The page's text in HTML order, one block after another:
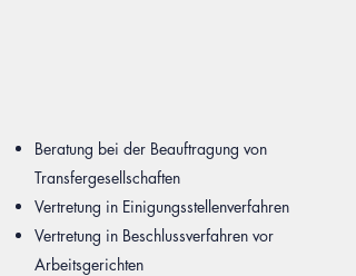
Beratung bei der Beauftragung von
Transfergesellschaften
Vertretung in Einigungsstellenverfahren
Vertretung in Beschlussverfahren vor
Arbeitsgerichten